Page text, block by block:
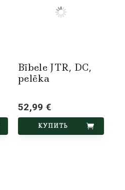
Bībele JTR, DC,
pelēka
52,99 €
КУПИТЬ